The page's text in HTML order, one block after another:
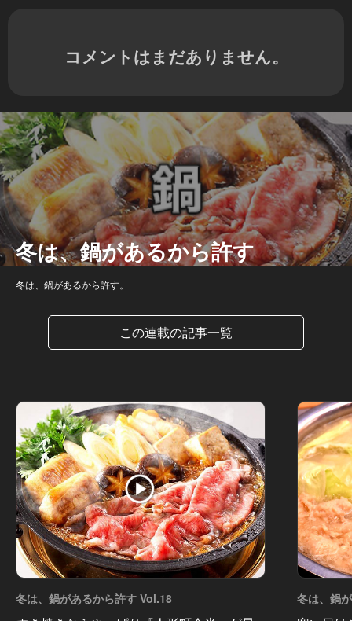
コメントはまだありません。
冬は、鍋があるから許す
冬は、鍋があるから許す。
この連載の記事一覧
冬は、鍋があるから許す Vol.18 冬は、鍋